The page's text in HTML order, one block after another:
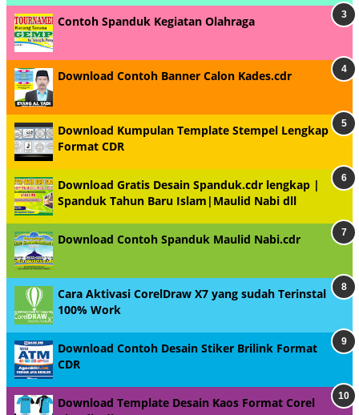
Contoh Spanduk Kegiatan Olahraga
Download Contoh Banner Calon Kades.cdr
Download Kumpulan Template Stempel Lengkap
Format CDR
Download Gratis Desain Spanduk.cdr lengkap |
Spanduk Tahun Baru Islam|Maulid Nabi dll
Download Contoh Spanduk Maulid Nabi.cdr
Cara Aktivasi CorelDraw X7 yang sudah Terinstal
100% Work
Download Contoh Desain Stiker Brilink Format
CDR
Download Template Desain Kaos Format Corel